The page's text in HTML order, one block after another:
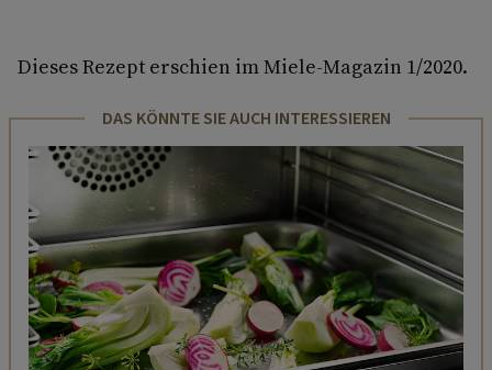
Dieses Rezept erschien im Miele-Magazin 1/2020.
DAS KÖNNTE SIE AUCH INTERESSIEREN